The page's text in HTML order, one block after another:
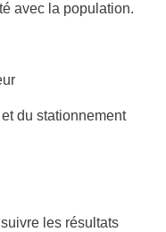
avec la population.
du stationnement
les résultats